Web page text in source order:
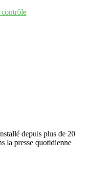
contrôle
depuis plus de 20
la presse quotidienne